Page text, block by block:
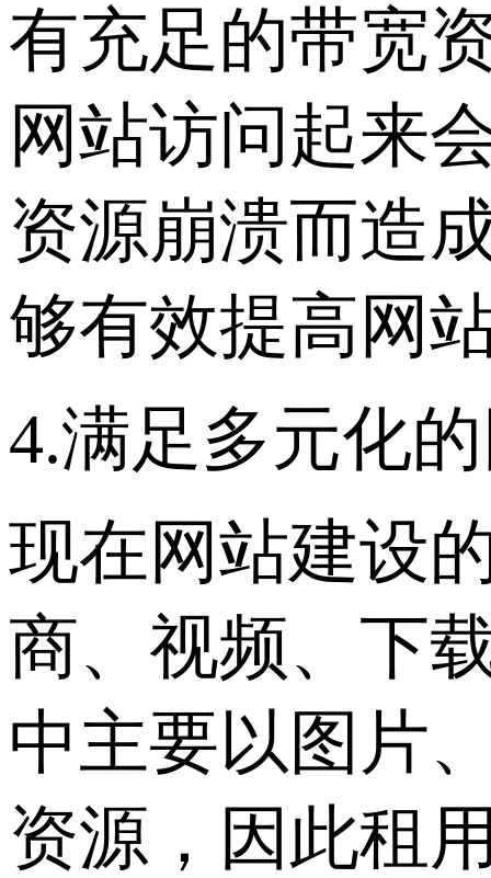
有充足的带宽
网站访问起来
资源崩溃而造
够有效提高网
4.满足多元化
现在网站建设
商、视频、下
中主要以图片
资源，因此租